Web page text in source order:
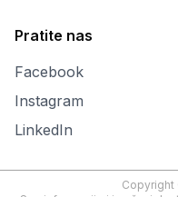
Pratite nas
Facebook
Instagram
LinkedIn
Copyright